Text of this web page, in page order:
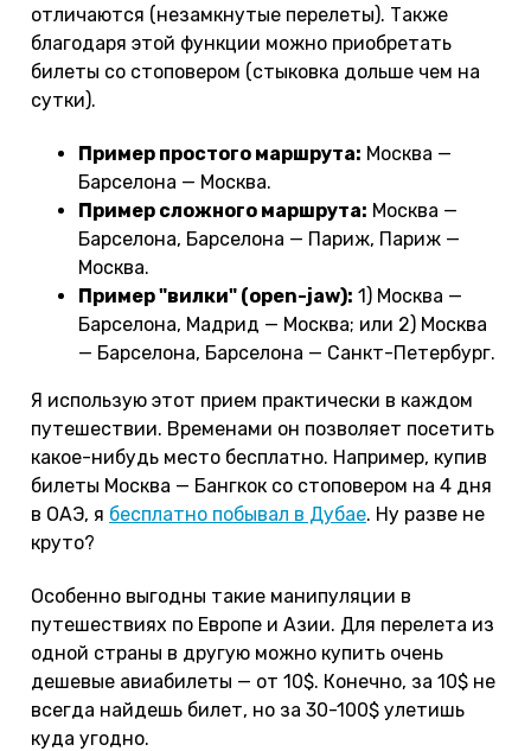
отличаются (незамкнутые перелеты). Также
благодаря этой функции можно приобретать
билеты со стоповером (стыковка дольше чем на
сутки).
Пример простого маршрута: Москва —
Барселона — Москва.
Пример сложного маршрута: Москва —
Барселона, Барселона — Париж, Париж —
Москва.
Пример "вилки" (open-jaw): 1) Москва —
Барселона, Мадрид — Москва; или 2) Москва
— Барселона, Барселона — Санкт-Петербург.
Я использую этот прием практически в каждом
путешествии. Временами он позволяет посетить
какое-нибудь место бесплатно. Например, купив
билеты Москва — Бангкок со стоповером на 4 дня
в ОАЭ, я бесплатно побывал в Дубае. Ну разве не
круто?
Особенно выгодны такие манипуляции в
путешествиях по Европе и Азии. Для перелета из
одной страны в другую можно купить очень
дешевые авиабилеты — от 10$. Конечно, за 10$ не
всегда найдешь билет, но за 30-100$ улетишь
куда угодно.